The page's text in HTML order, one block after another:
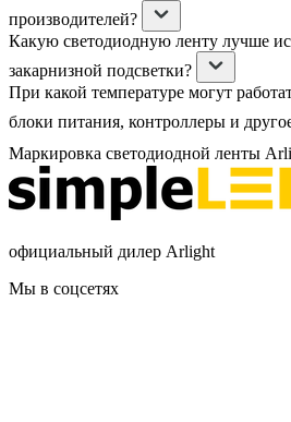
производителей?
Какую светодиодную ленту лучше
закарнизной подсветки?
При какой температуре могут
блоки питания, контроллеры и
Маркировка светодиодной ленты
официальный дилер Arlight
Мы в соцсетях